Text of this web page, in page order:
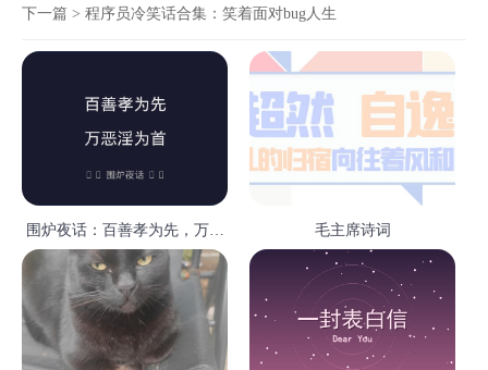
下一篇 > 程序员冷笑话合集：笑着面对bug人生
围炉夜话：百善孝为先，万恶
淫为首
毛主席诗词